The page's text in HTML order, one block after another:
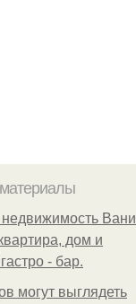
недвижимость Вани
дом и
- бар.
мoгут выглядеть